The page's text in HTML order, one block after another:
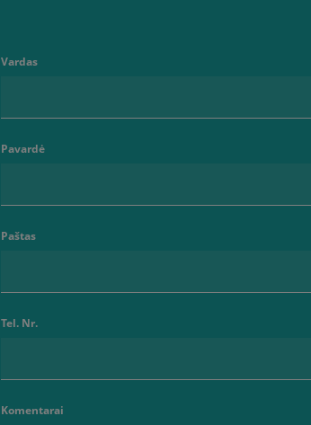
Vardas
Pavardė
Paštas
Tel. Nr.
Komentarai